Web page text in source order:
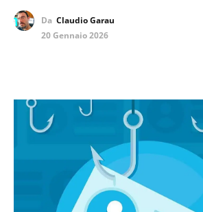
Da Claudio Garau
20 Gennaio 2026